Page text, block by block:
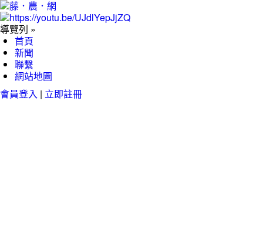
導覽列 »
首頁
新聞
聯繫
網站地圖
會員登入 | 立即註冊